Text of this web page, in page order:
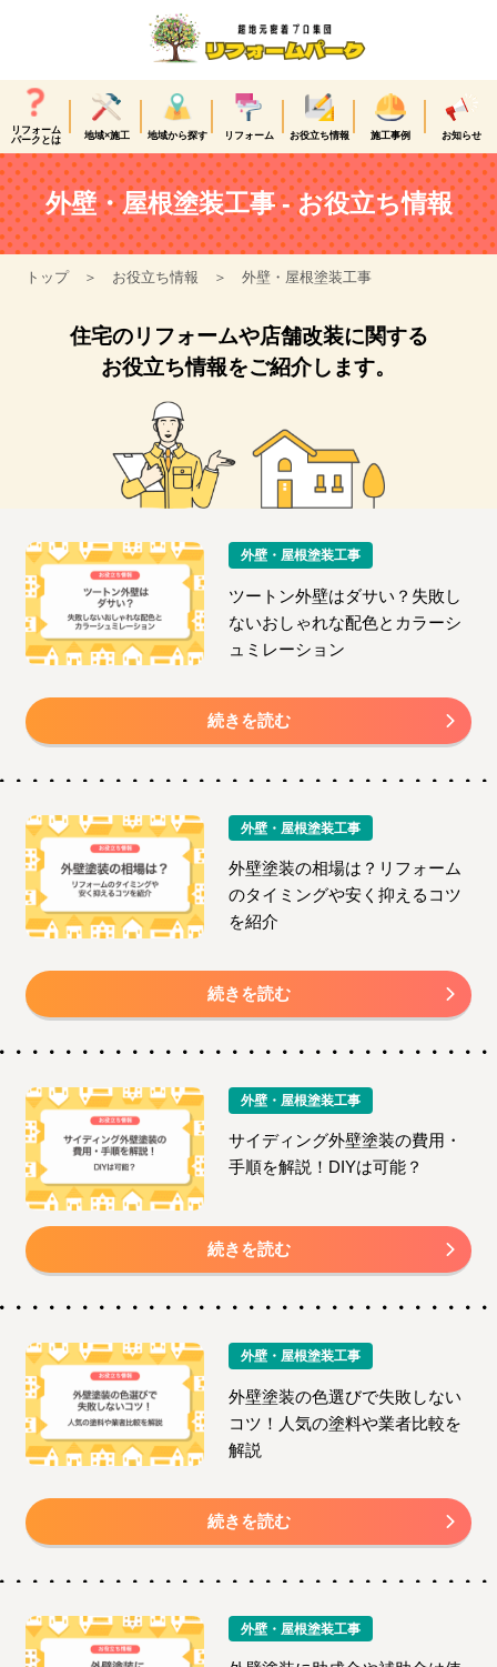
リフォーム
パークとは
地域×施工 地域から探す リフォーム お役立ち情報 施工事例 お知らせ
外壁・屋根塗装工事 - お役立ち情報
トップ お役立ち情報 外壁・屋根塗装工事
住宅のリフォームや店舗改装に関する
お役立ち情報をご紹介します。
外壁・屋根塗装工事
ツートン外壁はダサい？失敗し
ないおしゃれな配色とカラーシ
ュミレーション
続きを読む
外壁・屋根塗装工事
外壁塗装の相場は？リフォーム
のタイミングや安く抑えるコツ
を紹介
続きを読む
外壁・屋根塗装工事
サイディング外壁塗装の費用・
手順を解説！DIYは可能？
続きを読む
外壁・屋根塗装工事
外壁塗装の色選びで失敗しない
コツ！人気の塗料や業者比較を
解説
続きを読む
外壁・屋根塗装工事